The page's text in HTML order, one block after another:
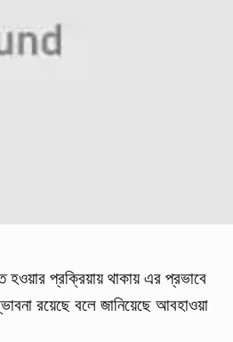
প্রক্রিয়ায় থাকায় এর প্রভাবে
রয়েছে বলে জানিয়েছে আবহাওয়া